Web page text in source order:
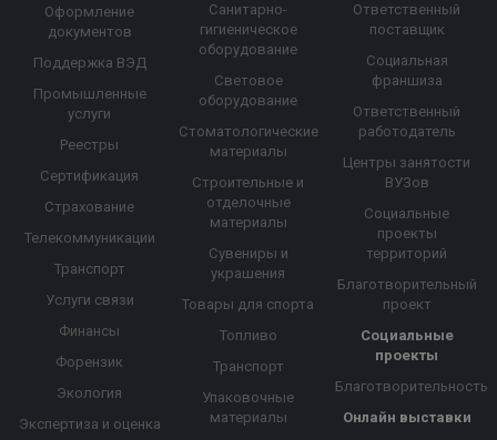
Оформление
документов
Поддержка ВЭД
Промышленные
услуги
Реестры
Сертификация
Страхование
Телекоммуникации
Транспорт
Услуги связи
Финансы
Форензик
Экология
Экспертиза и оценка
Санитарно-
гигиеническое
оборудование
Световое
оборудование
Стоматологические
материалы
Строительные и
отделочные
материалы
Сувениры и
украшения
Товары для спорта
Топливо
Транспорт
Упаковочные
материалы
Ответственный
поставщик
Социальная
франшиза
Ответственный
работодатель
Центры занятости
ВУЗов
Социальные
проекты
территорий
Благотворительный
проект
Социальные
проекты
Благотворительность
Онлайн выставки